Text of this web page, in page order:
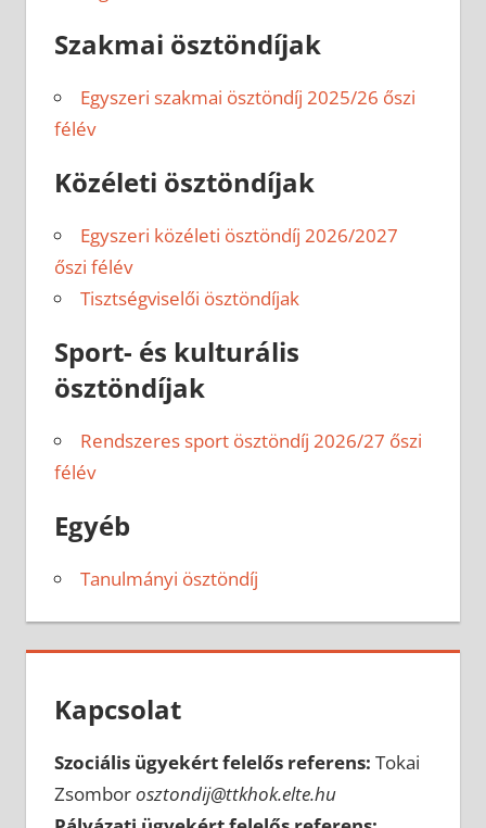
Szakmai ösztöndíjak
Egyszeri szakmai ösztöndíj 2025/26 őszi
félév
Közéleti ösztöndíjak
Egyszeri közéleti ösztöndíj 2026/2027
őszi félév
Tisztségviselői ösztöndíjak
Sport- és kulturális
ösztöndíjak
Rendszeres sport ösztöndíj 2026/27 őszi
félév
Egyéb
Tanulmányi ösztöndíj
Kapcsolat
Szociális ügyekért felelős referens: Tokai
Zsomborosztondij@ttkhok.elte.hu